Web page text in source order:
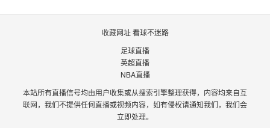
收藏网址 看球不迷路
足球直播
英超直播
NBA直播
本站所有直播信号均由用户收集或从搜索引擎整理获得，内容均来自互
联网，我们不提供任何直播或视频内容，如有侵权请通知我们，我们会
立即处理。